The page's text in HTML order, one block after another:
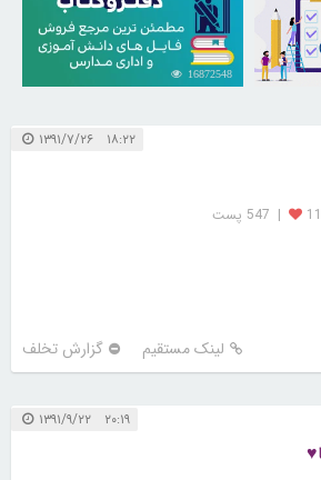
16872548
۱۸:۲۲ ۱۳۹۱/۷/۲۶
| 547 پست
لینک مستقیم گزارش تخلف
۲۰:۱۹ ۱۳۹۱/۹/۲۲